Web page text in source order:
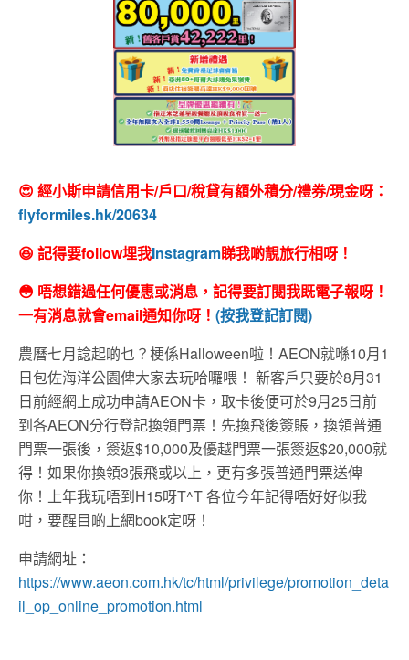
😍 經小斯申請信用卡/戶口/稅貸有額外積分/禮券/現金呀：
flyformiles.hk/20634
😆 記得要follow埋我Instagram睇我啲靚旅行相呀！
😳 唔想錯過任何優惠或消息，記得要訂閱我既電子報呀！
一有消息就會email通知你呀！ (按我登記訂閱)
農曆七月諗起啲乜？梗係Halloween啦！AEON就喺10月1
日包佐海洋公園俾大家去玩哈囉喂！ 新客戶只要於8月31
日前經網上成功申請AEON卡，取卡後便可於9月25日前
到各AEON分行登記換領門票！先換飛後簽賬，換領普通
門票一張後，簽返$10,000及優越門票一張簽返$20,000就
得！如果你換領3張飛或以上，更有多張普通門票送俾
你！上年我玩唔到H15呀T^T 各位今年記得唔好好似我
咁，要醒目啲上網book定呀！
申請網址：
https://www.aeon.com.hk/tc/html/privilege/promotion_deta
il_op_online_promotion.html